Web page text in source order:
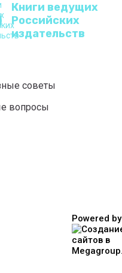
Книги ведущих
Российских
издательств
советы
вопросы
Powered by